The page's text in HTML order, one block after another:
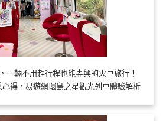
一輛不用趕行程也能盡興的火車旅行！
得，易遊網環島之星觀光列車體驗解析